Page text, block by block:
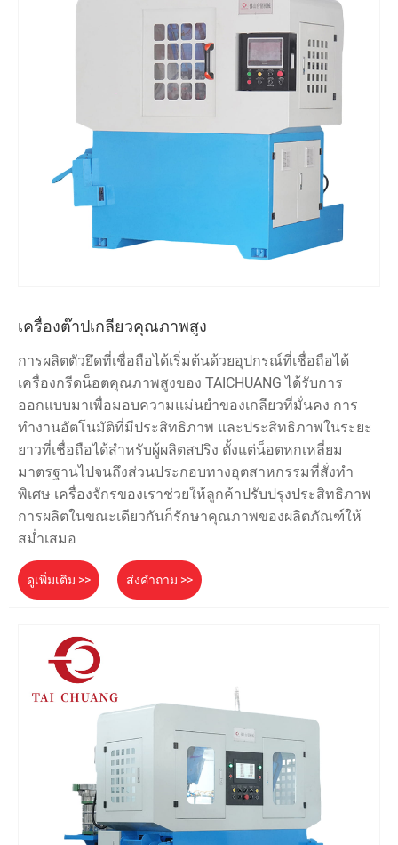
เครื่องต๊าปเกลียวคุณภาพสูง
การผลิตตัวยึดที่เชื่อถือได้เริ่มต้นด้วยอุปกรณ์ที่เชื่อถือได้
เครื่องกรีดน็อตคุณภาพสูงของ TAICHUANG ได้รับการ
ออกแบบมาเพื่อมอบความแม่นยำของเกลียวที่มั่นคง การ
ทำงานอัตโนมัติที่มีประสิทธิภาพ และประสิทธิภาพในระยะ
ยาวที่เชื่อถือได้สำหรับผู้ผลิตสปริง ตั้งแต่น็อตหกเหลี่ยม
มาตรฐานไปจนถึงส่วนประกอบทางอุตสาหกรรมที่สั่งทำ
พิเศษ เครื่องจักรของเราช่วยให้ลูกค้าปรับปรุงประสิทธิภาพ
การผลิตในขณะเดียวกันก็รักษาคุณภาพของผลิตภัณฑ์ให้
สม่ำเสมอ
ดูเพิ่มเติม >> ส่งคำถาม >>